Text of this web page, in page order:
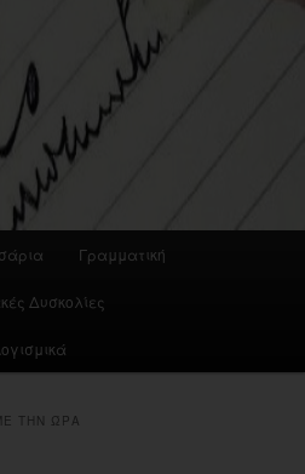
Γραμματική
Δυσκολίες
ΤΗΝ ΏΡΑ